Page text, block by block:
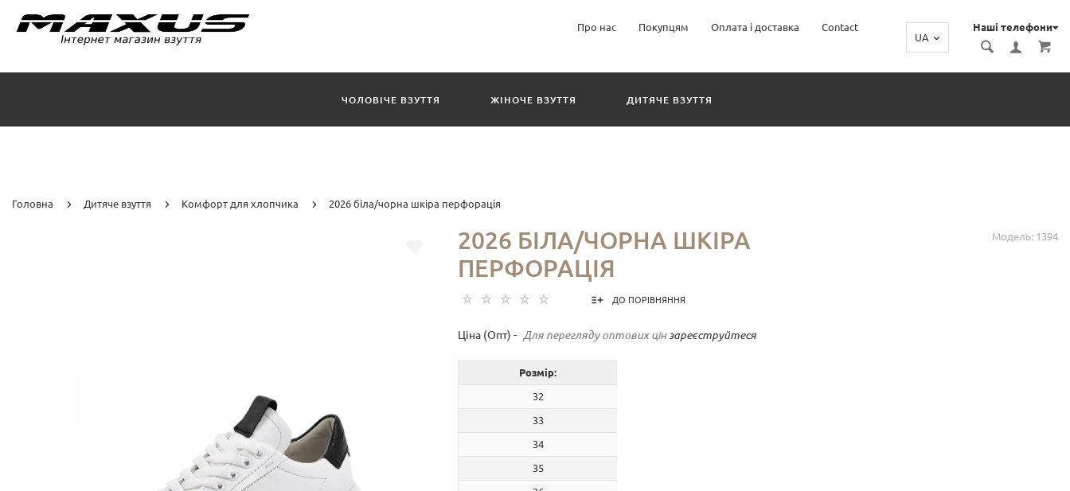
Наші телефони
UA
Про нас Покупцям Оплата і доставка Contact
ЧОЛОВІЧЕ ВЗУТТЯ ЖІНОЧЕ ВЗУТТЯ ДИТЯЧЕ ВЗУТТЯ
Головна Дитяче взуття Комфорт для хлопчика 2026 біла/чорна шкіра перфорація
Модель: 1394
2026 БІЛА/ЧОРНА ШКІРА
ПЕРФОРАЦІЯ
ДО ПОРІВНЯННЯ
Ціна (Опт) - Для перегляду оптових цін зареєструйтеся
Розмір:
32
33
34
35